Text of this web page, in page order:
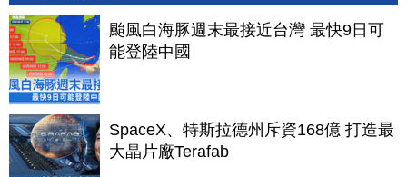
颱風白海豚週末最接近台灣 最快9日可
能登陸中國
SpaceX、特斯拉德州斥資168億 打造最
大晶片廠Terafab